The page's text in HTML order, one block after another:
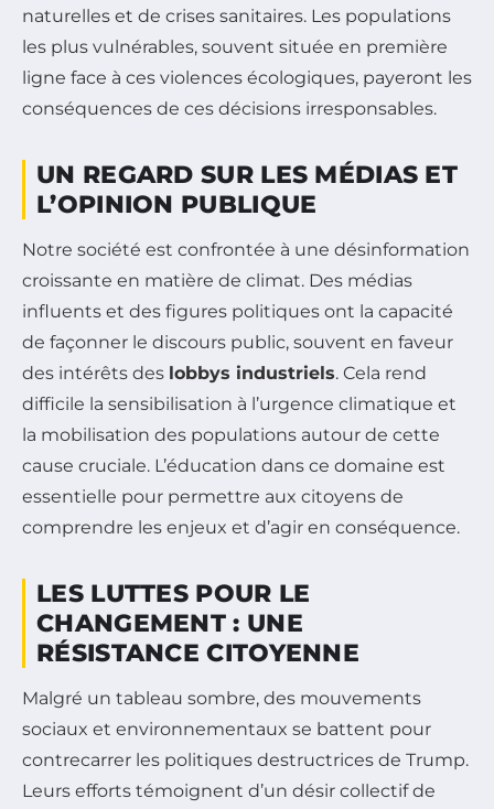
naturelles et de crises sanitaires. Les populations
les plus vulnérables, souvent située en première
ligne face à ces violences écologiques, payeront les
conséquences de ces décisions irresponsables.
UN REGARD SUR LES MÉDIAS ET
L’OPINION PUBLIQUE
Notre société est confrontée à une désinformation
croissante en matière de climat. Des médias
influents et des figures politiques ont la capacité
de façonner le discours public, souvent en faveur
des intérêts des lobbys industriels. Cela rend
difficile la sensibilisation à l’urgence climatique et
la mobilisation des populations autour de cette
cause cruciale. L’éducation dans ce domaine est
essentielle pour permettre aux citoyens de
comprendre les enjeux et d’agir en conséquence.
LES LUTTES POUR LE
CHANGEMENT : UNE
RÉSISTANCE CITOYENNE
Malgré un tableau sombre, des mouvements
sociaux et environnementaux se battent pour
contrecarrer les politiques destructrices de Trump.
Leurs efforts témoignent d’un désir collectif de